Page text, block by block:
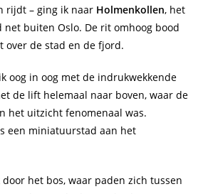
rijdt – ging ik naar Holmenkollen, het
net buiten Oslo. De rit omhoog bood
over de stad en de fjord.
oog in oog met de indrukwekkende
de lift helemaal naar boven, waar de
het uitzicht fenomenaal was.
een miniatuurstad aan het
het bos, waar paden zich tussen